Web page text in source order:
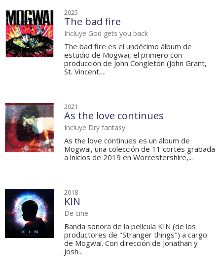
2025
The bad fire
Incluye God gets you back
The bad fire es el undécimo álbum de
estudio de Mogwai, el primero con
producción de John Congleton (John Grant,
St. Vincent,...
2021
As the love continues
Incluye Dry fantasy
As the love continues es un álbum de
Mogwai, una colección de 11 cortes grabada
a inicios de 2019 en Worcestershire,...
2018
KIN
De cine
Banda sonora de la película KIN (de los
productores de "Stranger things") a cargo
de Mogwai. Con dirección de Jonathan y
Josh...